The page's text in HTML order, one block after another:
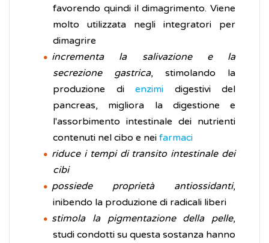
favorendo quindi il dimagrimento. Viene
molto utilizzata negli integratori per
dimagrire
incrementa la salivazione e la
secrezione gastrica, stimolando la
produzione di enzimi digestivi del
pancreas, migliora la digestione e
l'assorbimento intestinale dei nutrienti
contenuti nel cibo e nei farmaci
riduce i tempi di transito intestinale dei
cibi
possiede proprietà antiossidanti,
inibendo la produzione di radicali liberi
stimola la pigmentazione della pelle,
studi condotti su questa sostanza hanno